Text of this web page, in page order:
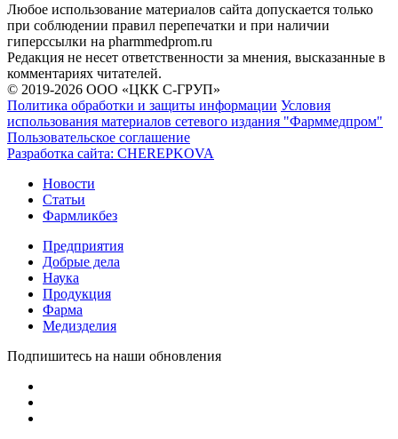
Любое использование материалов сайта допускается только
при соблюдении правил перепечатки и при наличии
гиперссылки на pharmmedprom.ru
Редакция не несет ответственности за мнения, высказанные в
комментариях читателей.
© 2019-2026 ООО «ЦКК С-ГРУП»
Политика обработки и защиты информации Условия
использования материалов сетевого издания "Фарммедпром"
Пользовательское соглашение
Разработка сайта: CHEREPKOVA
Новости
Статьи
Фармликбез
Предприятия
Добрые дела
Наука
Продукция
Фарма
Медизделия
Подпишитесь на наши обновления